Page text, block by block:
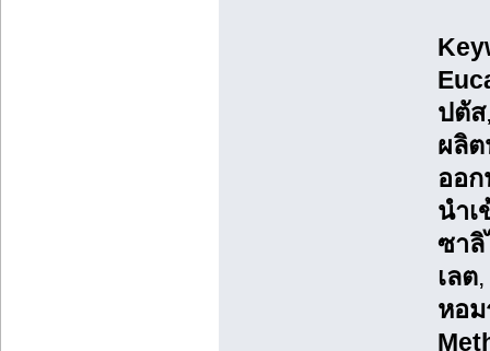
ปตัส
ผลิ
ออ
นำ
ซาลิ
เลต,
หอม